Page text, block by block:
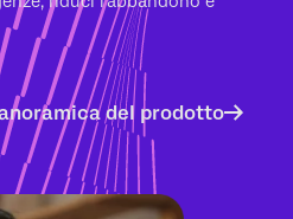
del prodotto